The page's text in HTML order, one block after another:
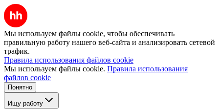
Мы используем файлы cookie, чтобы обеспечивать
правильную работу нашего веб-сайта и анализировать сетевой
трафик.
Правила использования файлов cookie
Мы используем файлы cookie. Правила использования
файлов cookie
Понятно
Ищу работу